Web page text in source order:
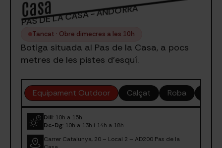
Casa
PAS DE LA CASA - ANDORRA
Tancat · Obre dimecres a les 10h
Botiga situada al Pas de la Casa, a pocs
metres de les pistes d'esquí.
Equipament Outdoor Calçat Roba
Dill: 10h a 15h
Dc-Dg: 10h a 13h i 14h a 18h
Carrer Catalunya, 20 – Local 2 – AD200 Pas de la